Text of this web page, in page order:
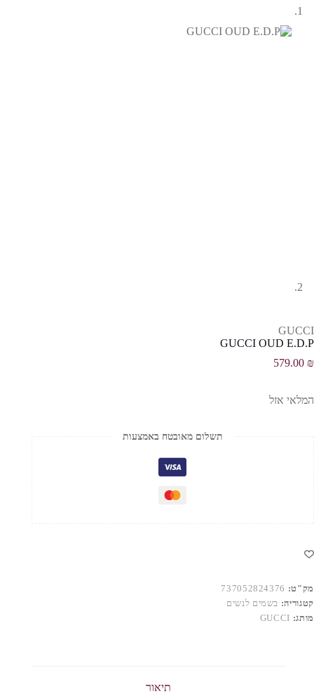
GUCCI
GUCCI OUD E.D.P
579.00 ₪
המלאי אזל
תשלום מאובטח באמצעות
מק"ט: 737052824376
קטגוריה: בשמים לנשים
מותג: GUCCI
תיאור